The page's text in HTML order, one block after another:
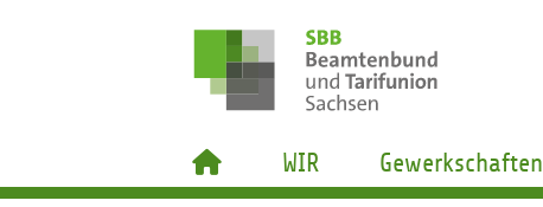
WIR Gewerkschaften